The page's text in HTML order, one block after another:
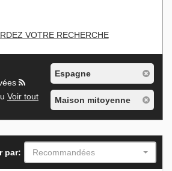
VOTRE RECHERCHE
Voir tout
Espagne
Maison mitoyenne
par: Recommandées